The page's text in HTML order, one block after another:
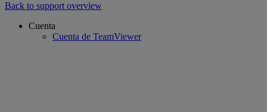
Back to support overview
Cuenta
Cuenta de TeamViewer